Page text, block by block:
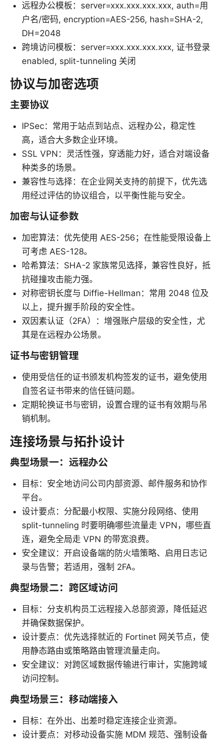
远程办公模板：server=xxx.xxx.xxx.xxx, auth=用
户名/密码, encryption=AES-256, hash=SHA-2,
DH=2048
跨境访问模板：server=xxx.xxx.xxx.xxx, 证书登录
enabled, split-tunneling 关闭
协议与加密选项
主要协议
IPSec：常用于站点到站点、远程办公，稳定性
高，适合大多数企业环境。
SSL VPN：灵活性强，穿透能力好，适合对端设备
种类多的场景。
兼容性与选择：在企业网关支持的前提下，优先选
用经过评估的协议组合，以平衡性能与安全。
加密与认证参数
加密算法：优先使用 AES-256；在性能受限设备上
可考虑 AES-128。
哈希算法：SHA-2 家族常见选择，兼容性良好，抵
抗碰撞攻击能力强。
对称密钥长度与 Diffie-Hellman：常用 2048 位及
以上，提升握手阶段的安全性。
双因素认证（2FA）：增强账户层级的安全性，尤
其是在远程办公场景。
证书与密钥管理
使用受信任的证书颁发机构签发的证书，避免使用
自签名证书带来的信任链问题。
定期轮换证书与密钥，设置合理的证书有效期与吊
销机制。
连接场景与拓扑设计
典型场景一：远程办公
目标：安全地访问公司内部资源、邮件服务和协作
平台。
设计要点：分配最小权限、实施分段网络、使用
split-tunneling 时要明确哪些流量走 VPN，哪些直
连，避免全局走 VPN 的带宽浪费。
安全建议：开启设备端的防火墙策略、启用日志记
录与告警；若适用，强制 2FA。
典型场景二：跨区域访问
目标：分支机构员工远程接入总部资源，降低延迟
并确保数据保护。
设计要点：优先选择就近的 Fortinet 网关节点，使
用静态路由或策略路由管理流量走向。
安全建议：对跨区域数据传输进行审计，实施跨域
访问控制。
典型场景三：移动端接入
目标：在外出、出差时稳定连接企业资源。
设计要点：对移动设备实施 MDM 规范、强制设备